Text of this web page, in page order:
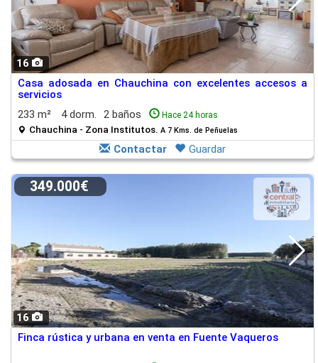
16
Casa adosada en Chauchina con excelentes accesos a
servicios
233 m²
4 dorm. 2 baños Hace 24 horas
Chauchina - Zona Institutos. A 7 Kms. de Peñuelas
Contactar Guardar
16
349.000€
Finca rústica y urbana en venta en Fuente Vaqueros